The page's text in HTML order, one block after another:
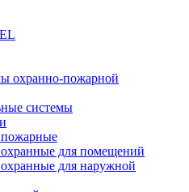
охранно-пожарной
системы
для помещений
для наружной